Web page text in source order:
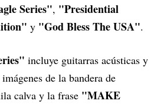
Series", "Presidential
y "God Bless The USA".
incluye guitarras acústicas y
de la bandera de
calva y la frase "MAKE